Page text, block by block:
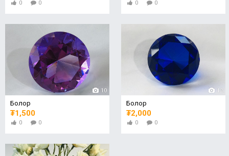
0 0 0 0
10
Болор
₮1,500
0 0
12
Болор
₮2,000
0 0